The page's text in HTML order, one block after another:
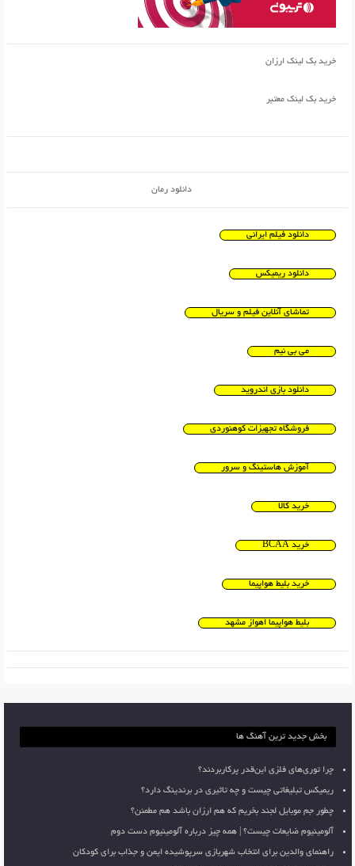
خرید بک لینک ارزان
خرید بک لینک معتبر
دانلود رمان
دانلود فیلم ایرانی
دانلود ریمیکس
تماشای آنلاین فیلم و سریال
می بی نیم
دانلود بازی اندروید
فروشگاه تجهیزات کوهنوردی
آموزش هاستینگ و سرور
خرید کالا
خرید BCAA
خرید بلیط هواپیما
بلیط هواپیما اهواز مشهد
بخش جدید ترین آهنگ ها
چرا توری‌های فلزی این‌قدر پرکاربردند؟
ریمیکس تبلیغاتی چیست و چه تاثیری در برندینگ دارد؟
چطور جم موبایل لجند بخریم که هم ارزان باشد هم مطمئن؟
آلومینیوم ضایعات چیست؟ | همه چیز درباره آلومینیوم دست دوم
راهنمای والدین برای انتخاب شهربازی سرپوشیده ایمن و جذاب برای کودکان